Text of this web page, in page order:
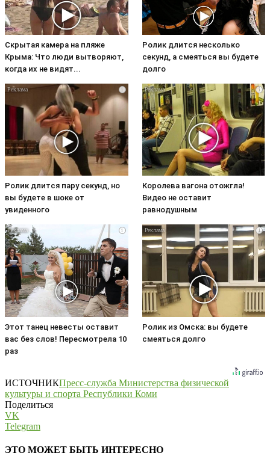
Скрытая камера на пляже
Крыма: Что люди вытворяют,
когда их не видят...
Ролик длится несколько
секунд, а смеяться вы будете
долго
i
Ролик длится пару секунд, но
вы будете в шоке от
увиденного
i
Королева вагона отожгла!
Видео не оставит
равнодушным
i
Этот танец невесты оставит
вас без слов! Пересмотрела 10
раз
i
Ролик из Омска: вы будете
смеяться долго
ИСТОЧНИКПресс-служба Министерства физической
культуры и спорта Республики Коми
Поделиться
VK
Telegram
ЭТО МОЖЕТ БЫТЬ ИНТЕРЕСНО